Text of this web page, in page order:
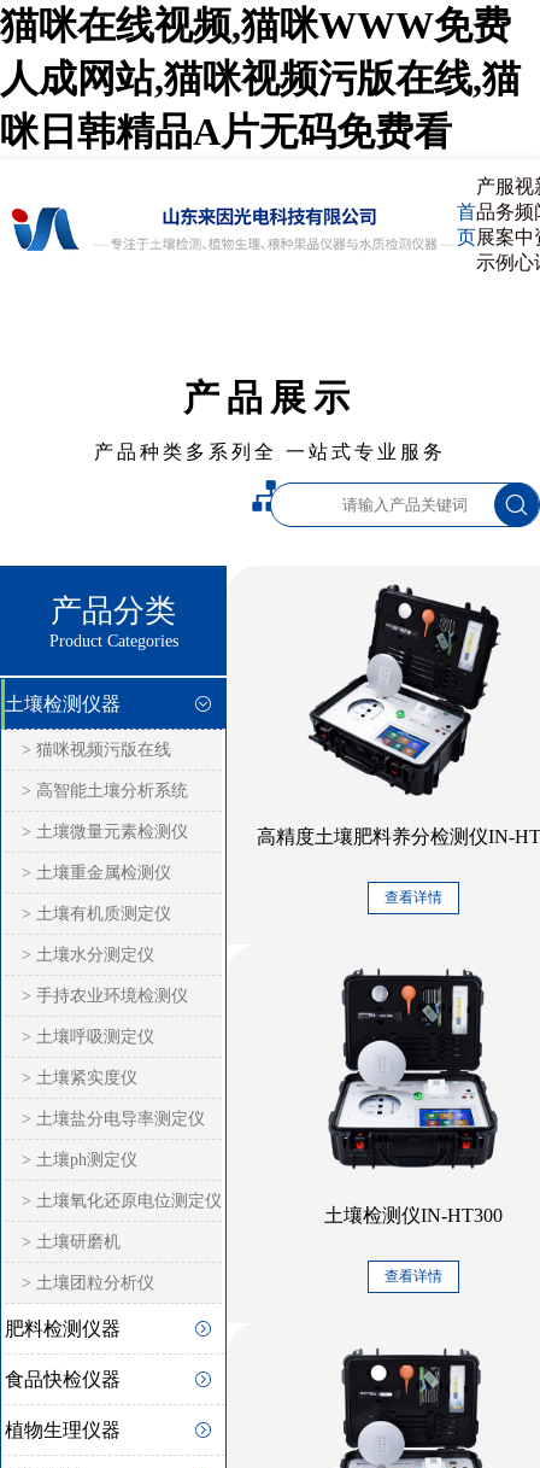
猫咪在线视频,猫咪WWW免费
人成网站,猫咪视频污版在线,猫
咪日韩精品A片无码免费看
首
页
产
品
展
示
服
务
案
例
视
频
中
心
产品展示
产品种类多系列全 一站式专业服务
产品分类
Product Categories
土壤检测仪器
> 猫咪视频污版在线
> 高智能土壤分析系统
> 土壤微量元素检测仪
> 土壤重金属检测仪
> 土壤有机质测定仪
> 土壤水分测定仪
> 手持农业环境检测仪
> 土壤呼吸测定仪
> 土壤紧实度仪
> 土壤盐分电导率测定仪
> 土壤ph测定仪
> 土壤氧化还原电位测定仪
> 土壤研磨机
> 土壤团粒分析仪
肥料检测仪器
食品快检仪器
植物生理仪器
高精度土壤肥料养分检测仪IN-
查看详情
土壤检测仪IN-HT300
查看详情